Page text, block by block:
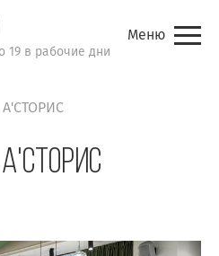
19 в рабочие дни
Меню
А'СТОРИС